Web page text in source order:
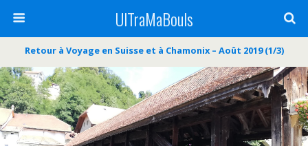
UlTraMaBouls
Retour à Voyage en Suisse et à Chamonix – Août 2019 (1/3)